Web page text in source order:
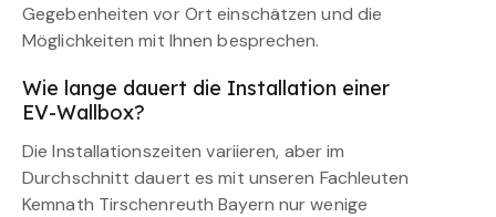
Gegebenheiten vor Ort einschätzen und die
Möglichkeiten mit Ihnen besprechen.
Wie lange dauert die Installation einer
EV-Wallbox?
Die Installationszeiten variieren, aber im
Durchschnitt dauert es mit unseren Fachleuten
Kemnath Tirschenreuth Bayern nur wenige